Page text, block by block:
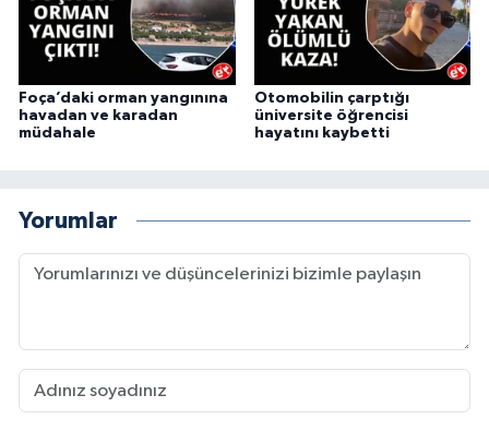
Foça’daki orman yangınına
havadan ve karadan
müdahale
Otomobilin çarptığı
üniversite öğrencisi
hayatını kaybetti
Yorumlar